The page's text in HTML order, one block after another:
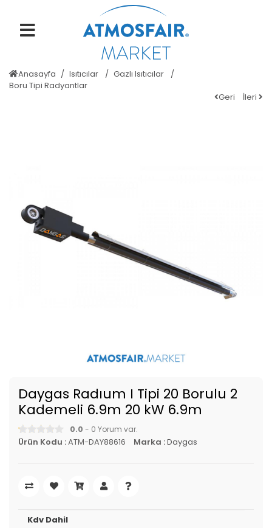
Anasayfa Isıtıcılar
Gazlı Isıtıcılar
Boru Tipi Radyantlar
Geri
İleri
Daygas Radıum I Tipi 20 Borulu 2
Kademeli 6.9m 20 kW 6.9m
0.0 - 0 Yorum var.
Ürün Kodu :ATM-DAY88616 Marka :Daygas
Kdv Dahil